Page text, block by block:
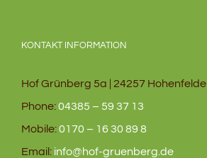
KONTAKT INFORMATION
Hof Grünberg 5a | 24257 Hohenfelde
Phone:04385 – 59 37 13
Mobile:0170 – 16 30 89 8
Email: info@hof-gruenberg.de